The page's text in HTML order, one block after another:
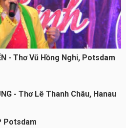
- Thơ Vũ Hồng Nghi, Potsdam
- Thơ Lê Thanh Châu, Hanau
Potsdam